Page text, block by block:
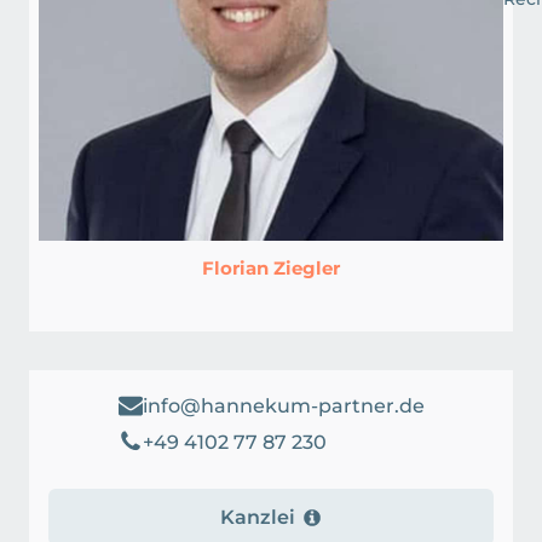
Florian Ziegler
info@hannekum-partner.de
+49 4102 77 87 230
Kanzlei